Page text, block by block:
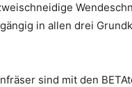
in allen drei
sind mit den